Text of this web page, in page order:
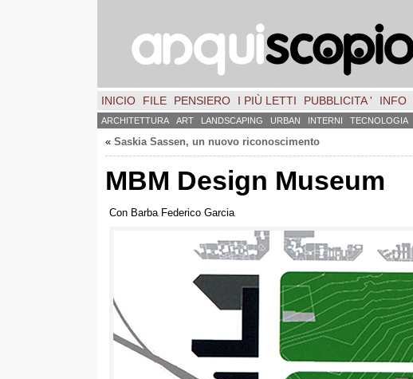
INICIO FILE PENSIERO I PIÙ LETTI PUBBLICITA ' INFO
ARCHITETTURA ART LANDSCAPING URBAN INTERNI TECNOLOGIA
« Saskia Sassen, un nuovo riconoscimento
MBM Design Museum
Con Barba Federico Garcia